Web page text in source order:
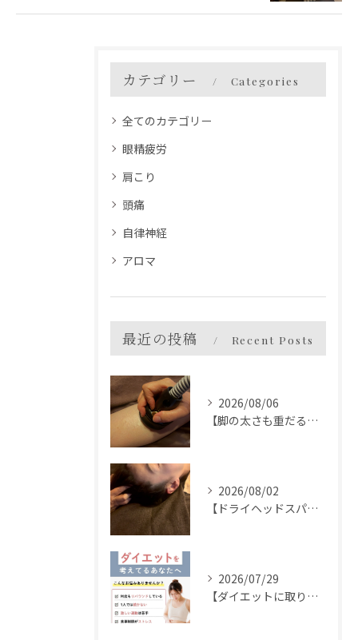
カテゴリー Categories
全てのカテゴリー
眼精疲労
肩こり
頭痛
自律神経
アロマ
最近の投稿 Recent Posts
2026/08/06
【脚の太さも重だるさも】
2026/08/02
【ドライヘッドスパとは】
2026/07/29
【ダイエットに取り組んでみませんか？】